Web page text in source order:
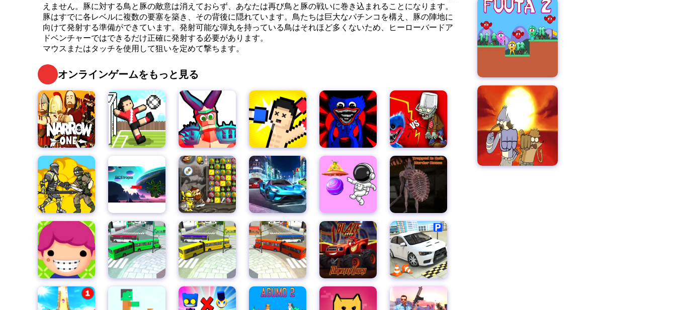
レギュラーショー
えません。豚に対する鳥と豚の敵意は消えておらず、あなたは再び鳥と豚の戦いに巻き込まれることになります。
豚はすでに各レベルに複数の要塞を築き、その背後に隠れています。鳥たちは巨大なパチンコを構え、豚の陣地に
向けて発射する準備ができています。発射可能な弾丸を持っている鳥はそれほど多くないため、ヒーローバードア
ドベンチャーではできるだけ正確に発射する必要があります。
マウスまたはタッチを使用して狙いを定めて撃ちます。
オンラインゲームをもっと見る